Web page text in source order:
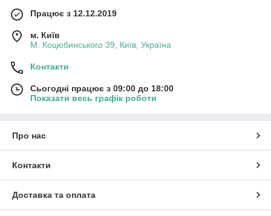
Працює з 12.12.2019
м. Київ
М. Коцюбинського 39, Київ, Україна
Контакти
Сьогодні працює з 09:00 до 18:00
Показати весь графік роботи
Про нас
Контакти
Доставка та оплата